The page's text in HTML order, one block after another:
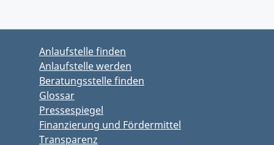
Anlaufstelle finden
Anlaufstelle werden
Beratungsstelle finden
Glossar
Pressespiegel
Finanzierung und Fördermittel
Transparenz